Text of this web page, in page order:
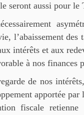
seront aussi pour le
l’abaissement des
intérêts et aux
à nos finances
de nos
apportée
fiscale retienne